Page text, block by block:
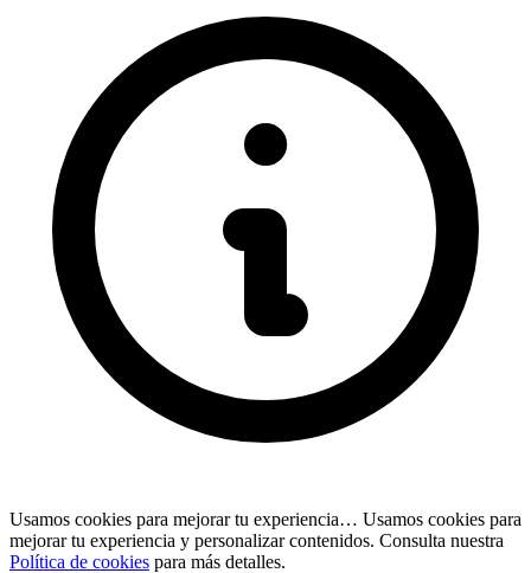
Usamos cookies para mejorar tu experiencia… Usamos cookies para
mejorar tu experiencia y personalizar contenidos. Consulta nuestra
Política de cookies para más detalles.